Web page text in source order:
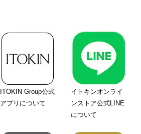
ITOKIN Group公式
アプリについて
イトキンオンライ
ンストア公式LINE
について